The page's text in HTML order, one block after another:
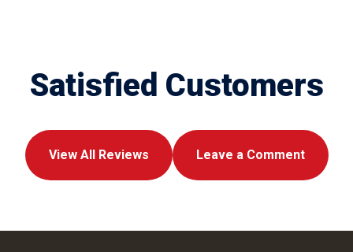
Satisfied Customers
View All Reviews Leave a Comment